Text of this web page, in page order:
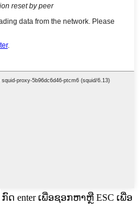
ກົດ enter ເພື່ອຊອກຫາຫຼື ESC ເພື່ອ